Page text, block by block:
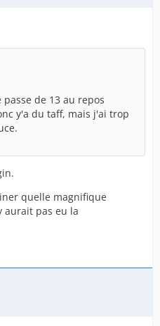
passe de 13 au repos
y'a du taff, mais j'ai trop
quelle magnifique
aurait pas eu la